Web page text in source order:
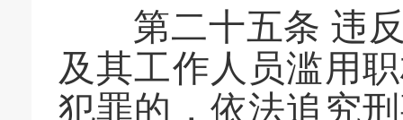
第二十五条 违反
及其工作人员滥用
犯罪的，依法追究